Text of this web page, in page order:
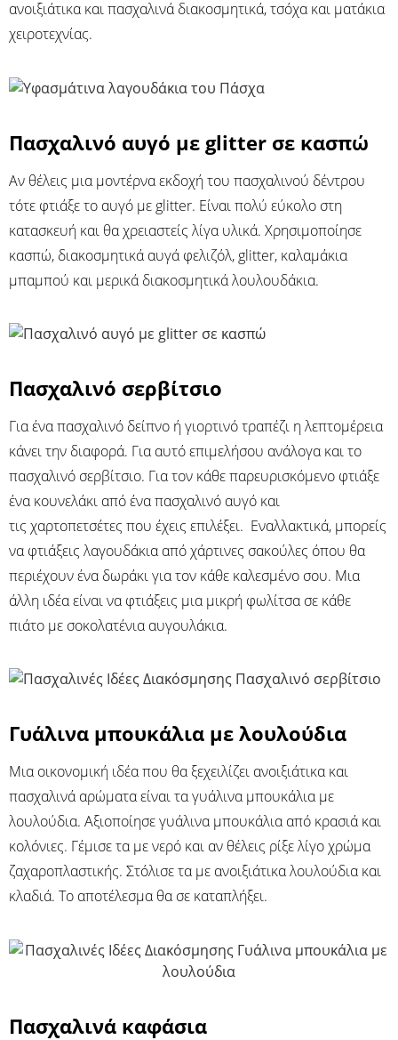
ανοιξιάτικα και πασχαλινά διακοσμητικά, τσόχα και ματάκια
χειροτεχνίας.
Πασχαλινό αυγό με glitter σε κασπώ
Αν θέλεις μια μοντέρνα εκδοχή του πασχαλινού δέντρου
τότε φτιάξε το αυγό με glitter. Είναι πολύ εύκολο στη
κατασκευή και θα χρειαστείς λίγα υλικά. Χρησιμοποίησε
κασπώ, διακοσμητικά αυγά φελιζόλ, glitter, καλαμάκια
μπαμπού και μερικά διακοσμητικά λουλουδάκια.
Πασχαλινό σερβίτσιο
Για ένα πασχαλινό δείπνο ή γιορτινό τραπέζι η λεπτομέρεια
κάνει την διαφορά. Για αυτό επιμελήσου ανάλογα και το
πασχαλινό σερβίτσιο. Για τον κάθε παρευρισκόμενο φτιάξε
ένα κουνελάκι από ένα πασχαλινό αυγό και
τις χαρτοπετσέτες που έχεις επιλέξει. Εναλλακτικά, μπορείς
να φτιάξεις λαγουδάκια από χάρτινες σακούλες όπου θα
περιέχουν ένα δωράκι για τον κάθε καλεσμένο σου. Μια
άλλη ιδέα είναι να φτιάξεις μια μικρή φωλίτσα σε κάθε
πιάτο με σοκολατένια αυγουλάκια.
Γυάλινα μπουκάλια με λουλούδια
Μια οικονομική ιδέα που θα ξεχειλίζει ανοιξιάτικα και
πασχαλινά αρώματα είναι τα γυάλινα μπουκάλια με
λουλούδια. Αξιοποίησε γυάλινα μπουκάλια από κρασιά και
κολόνιες. Γέμισε τα με νερό και αν θέλεις ρίξε λίγο χρώμα
ζαχαροπλαστικής. Στόλισε τα με ανοιξιάτικα λουλούδια και
κλαδιά. Το αποτέλεσμα θα σε καταπλήξει.
Πασχαλινά καφάσια